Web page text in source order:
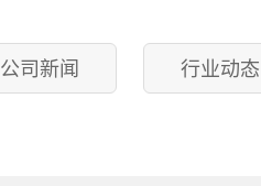
公司新闻 行业动态